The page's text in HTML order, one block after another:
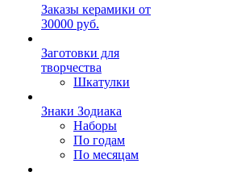
Заказы керамики от
30000 руб.
Заготовки для
творчества
Шкатулки
Знаки Зодиака
Наборы
По годам
По месяцам